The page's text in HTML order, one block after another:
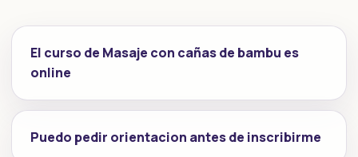
El curso de Masaje con cañas de bambu es
online
Puedo pedir orientacion antes de inscribirme